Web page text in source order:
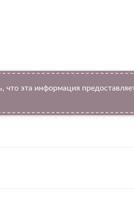
эта информация